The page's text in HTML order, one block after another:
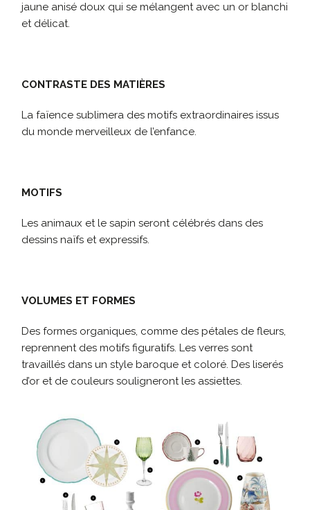
jaune anisé doux qui se mélangent avec un or blanchi
et délicat.
CONTRASTE DES MATIÈRES
La faïence sublimera des motifs extraordinaires issus
du monde merveilleux de l’enfance.
MOTIFS
Les animaux et le sapin seront célébrés dans des
dessins naïfs et expressifs.
VOLUMES ET FORMES
Des formes organiques, comme des pétales de fleurs,
reprennent des motifs figuratifs. Les verres sont
travaillés dans un style baroque et coloré. Des liserés
d’or et de couleurs souligneront les assiettes.